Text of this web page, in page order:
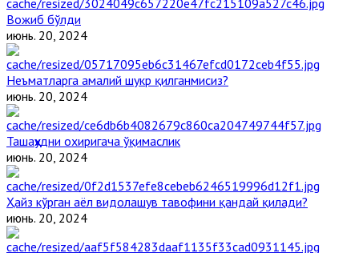
Вожиб бўлди
июнь. 20, 2024
Неъматларга амалий шукр қилганмисиз?
июнь. 20, 2024
Ташаҳҳудни охиригача ўқимаслик
июнь. 20, 2024
Ҳайз кўрган аёл видолашув тавофини қандай қилади?
июнь. 20, 2024